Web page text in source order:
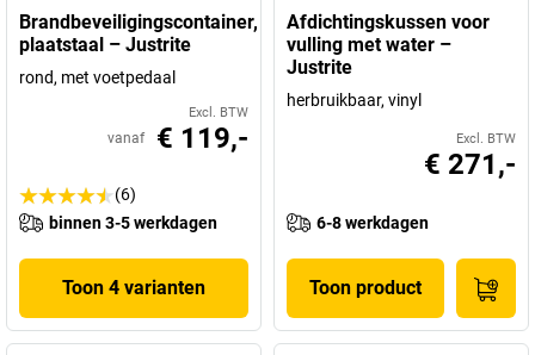
Brandbeveiligingscontainer,
plaatstaal – Justrite
rond, met voetpedaal
Excl. BTW
vanaf € 119,-
(6)
binnen 3-5 werkdagen
Toon 4 varianten
Afdichtingskussen voor
vulling met water –
Justrite
herbruikbaar, vinyl
Excl. BTW
€ 271,-
6-8 werkdagen
Toon product